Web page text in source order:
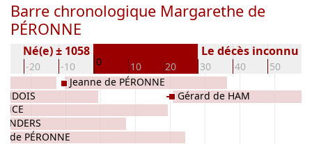
Barre chronologique Margarethe de
PÉRONNE
-20 -10 0 10 20 30 40 50
Né(e) ± 1058 Le décès inconnu
de PÉRONNE
Jeanne de PÉRONNE
Gérard de HAM